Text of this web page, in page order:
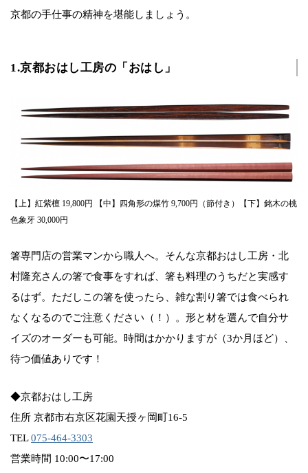
京都の手仕事の精神を堪能しましょう。
1.京都おはし工房の「おはし」
【上】紅紫檀 19,800円 【中】四角形の煤竹 9,700円（節付き）【下】銘木の桃
色象牙 30,000円
箸専門店の営業マンから職人へ。そんな京都おはし工房・北
村隆充さんの箸で食事をすれば、箸も料理のうちだと実感す
るはず。ただしこの箸を使ったら、雑な割り箸では食べられ
なくなるのでご注意ください（！）。形と材を選んで自分サ
イズのオーダーも可能。時間はかかりますが（3か月ほど）、
待つ価値ありです！
◆京都おはし工房
住所 京都市右京区花園天授ヶ岡町16-5
TEL075-464-3303
営業時間 10:00〜17:00